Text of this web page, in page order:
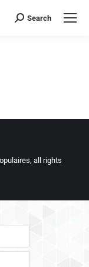
Search
all rights